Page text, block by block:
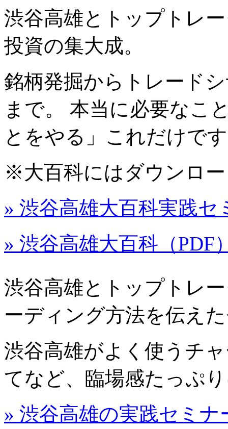
渋谷高雄とトップトレ
投資の集大成。
銘柄発掘からトレード
まで。 本当に必要なこ
とをやる」 これだけで
※大百科にはダウンロ
» 渋谷高雄大百科実践セ
» 渋谷高雄大百科（PDF
渋谷高雄とトップトレ
ーディング方法を伝え
渋谷高雄がよく使うチ
てなど、臨場感たっぷ
» 渋谷高雄の実践セミナ